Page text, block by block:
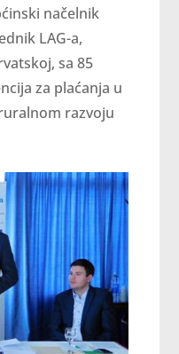
načelnik
LAG-a,
sa 85
za plaćanja u
razvoju